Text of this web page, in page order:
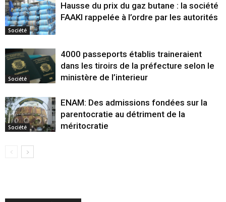
Société
Hausse du prix du gaz butane : la société
FAAKI rappelée à l’ordre par les autorités
Société
4000 passeports établis traineraient
dans les tiroirs de la préfecture selon le
ministère de l’interieur
Société
ENAM: Des admissions fondées sur la
parentocratie au détriment de la
méritocratie